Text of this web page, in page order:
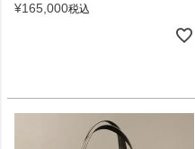
¥165,000税込